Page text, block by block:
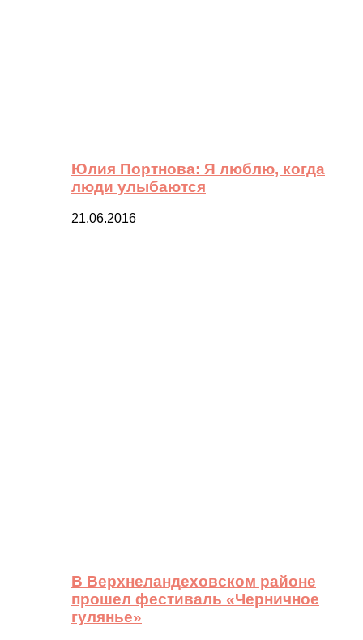
Юлия Портнова: Я люблю, когда
люди улыбаются
21.06.2016
В Верхнеландеховском районе
прошел фестиваль «Черничное
гулянье»